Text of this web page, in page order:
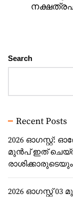
Search
Recent Posts
2026 ഓഗസ്റ്റ്:
മുൻപ് ഇത്
2026 ഓഗസ്റ്റ്